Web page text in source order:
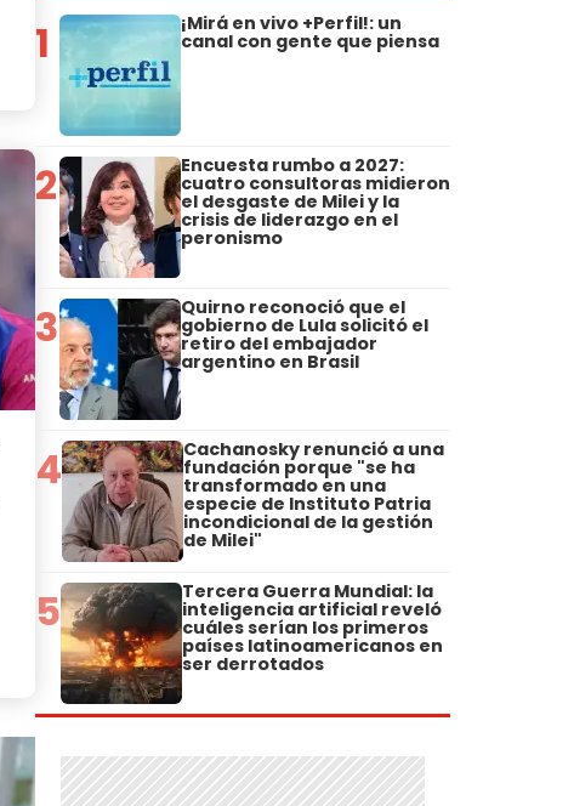
1 ¡Mirá en vivo +Perfil!: un
canal con gente que piensa
2 Encuesta rumbo a 2027:
cuatro consultoras midieron
el desgaste de Milei y la
crisis de liderazgo en el
peronismo
3 Quirno reconoció que el
gobierno de Lula solicitó el
retiro del embajador
argentino en Brasil
4 Cachanosky renunció a una
fundación porque "se ha
transformado en una
especie de Instituto Patria
incondicional de la gestión
de Milei"
5 Tercera Guerra Mundial: la
inteligencia artificial reveló
cuáles serían los primeros
países latinoamericanos en
ser derrotados